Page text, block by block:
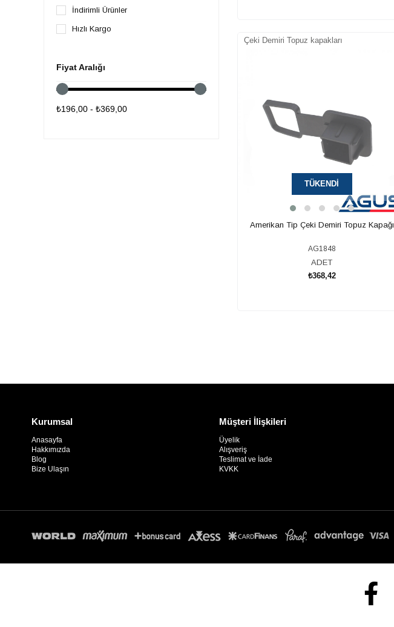
İndirimli Ürünler
Hızlı Kargo
Fiyat Aralığı
₺196,00 - ₺369,00
Çeki Demiri Topuz kapakları
TÜKENDI
Amerikan Tip Çeki Demiri Topuz Kapağı
AG1848
ADET
₺368,42
Kurumsal
Anasayfa
Hakkımızda
Blog
Bize Ulaşın
Müşteri İlişkileri
Üyelik
Alışveriş
Teslimat ve İade
KVKK